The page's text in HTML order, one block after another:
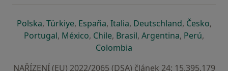
Polskase otevře v nové záložce
, Türkiyese otevře v nové záložce
, Españase otevře v nové záložce
, Italiase otevře v nové záložce
, Deutschlandse otevře v
, Českose
,
Portugalse otevře v nové záložce
, Méxicose otevře v nové záložce
, Chilese otevře v nové záložce
, Brasilse otevře v nové
, Argentinase otevře v
, Perúse
,
Colombia
NAŘÍZENÍ (EU) 2022/2065 (DSA) článek 24: 15.395.179